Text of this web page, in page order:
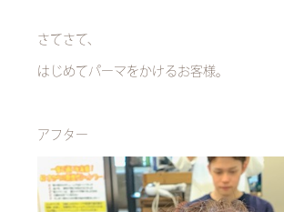
さてさて、
はじめてパーマをかけるお客様。
アフター